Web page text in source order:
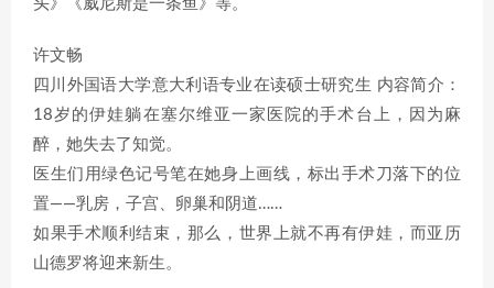
头》《威尼斯是一条鱼》等。
许文畅
四川外国语大学意大利语专业在读硕士研究生 内容简介：
18岁的伊娃躺在塞尔维亚一家医院的手术台上，因为麻
醉，她失去了知觉。
医生们用绿色记号笔在她身上画线，标出手术刀落下的位
置——乳房，子宫、卵巢和阴道……
如果手术顺利结束，那么，世界上就不再有伊娃，而亚历
山德罗将迎来新生。